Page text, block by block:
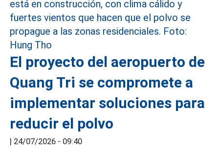
El proyecto del aeropuerto de
Quang Tri se compromete a
implementar soluciones para
reducir el polvo
| 24/07/2026 - 09:40